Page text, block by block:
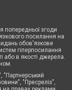
попередньої згоди
посилання на
обов'язкове
гіперпосилання
або в якості джерела.
"Партнерський
"Пресреліз",